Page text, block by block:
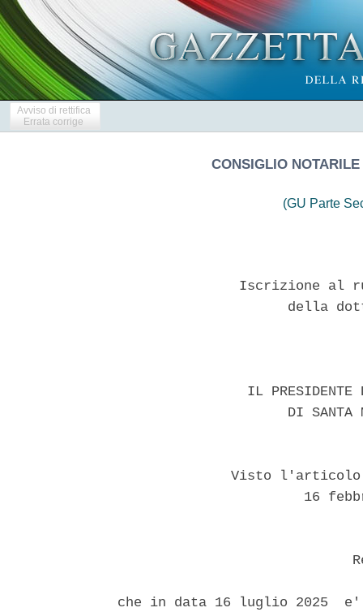
Avviso di rettifica
Errata corrige
CONSIGLIO
(GU Parte
Iscrizione al
della
IL
DI
Visto
16
che in data 16 luglio 2025